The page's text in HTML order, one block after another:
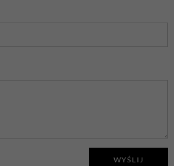
WYŚLIJ